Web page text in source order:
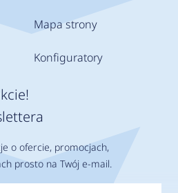
Mapa strony
Konfiguratory
o ofercie, promocjach,
prosto na Twój e-mail.